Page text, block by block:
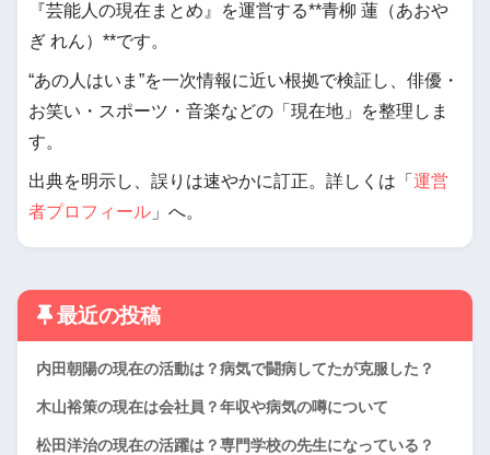
『芸能人の現在まとめ』を運営する**青柳 蓮（あおや
ぎ れん）**です。
“あの人はいま”を一次情報に近い根拠で検証し、俳優・
お笑い・スポーツ・音楽などの「現在地」を整理しま
す。
出典を明示し、誤りは速やかに訂正。詳しくは「 運営
者プロフィール 」へ。
最近の投稿
内田朝陽の現在の活動は？病気で闘病してたが克服した？
木山裕策の現在は会社員？年収や病気の噂について
松田洋治の現在の活躍は？専門学校の先生になっている？